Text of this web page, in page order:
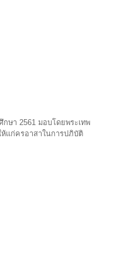
ษา 2561 มอบโดยพระเทพ
ห้แก่ครูอาสาในการปฏิบัติ